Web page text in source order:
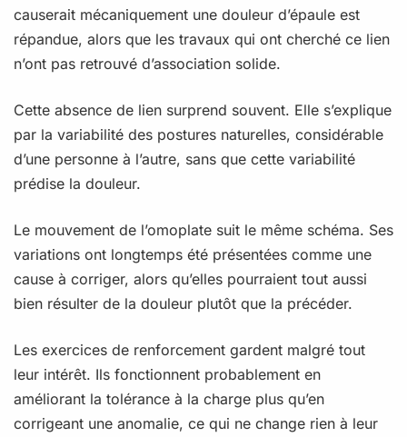
causerait mécaniquement une douleur d’épaule est
répandue, alors que les travaux qui ont cherché ce lien
n’ont pas retrouvé d’association solide.
Cette absence de lien surprend souvent. Elle s’explique
par la variabilité des postures naturelles, considérable
d’une personne à l’autre, sans que cette variabilité
prédise la douleur.
Le mouvement de l’omoplate suit le même schéma. Ses
variations ont longtemps été présentées comme une
cause à corriger, alors qu’elles pourraient tout aussi
bien résulter de la douleur plutôt que la précéder.
Les exercices de renforcement gardent malgré tout
leur intérêt. Ils fonctionnent probablement en
améliorant la tolérance à la charge plus qu’en
corrigeant une anomalie, ce qui ne change rien à leur